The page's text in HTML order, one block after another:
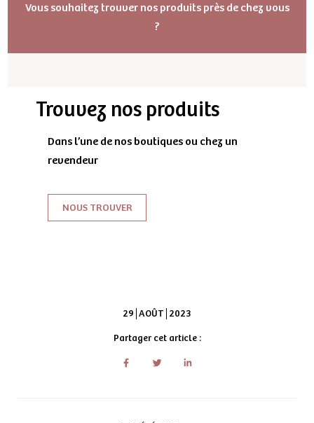
Vous souhaitez trouver nos produits près de chez vous
?
Trouvez nos produits
Dans l’une de nos boutiques ou chez un
revendeur
NOUS TROUVER
29 AOÛT 2023
Partager cet article :